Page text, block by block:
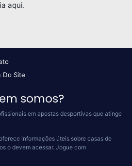
aqui.
Do Site
somos?
em apostas desportivas que atinge
informações úteis sobre casas de
o devem acessar. Jogue com